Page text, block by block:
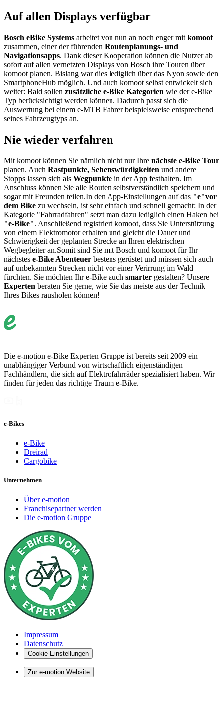
Auf allen Displays verfügbar
Bosch eBike Systems arbeitet von nun an noch enger mit komoot
zusammen, einer der führenden Routenplanungs- und
Navigationsapps. Dank dieser Kooperation können die Nutzer ab
sofort auf allen vernetzten Displays von Bosch ihre Touren über
komoot planen. Bislang war dies lediglich über das Nyon sowie den
SmartphoneHub möglich. Und auch komoot selbst entwickelt sich
weiter: Bald sollen zusätzliche e-Bike Kategorien wie der e-Bike
Typ berücksichtigt werden können. Dadurch passt sich die
Auswertung bei einem e-MTB Fahrer beispielsweise entsprechend
seines Fahrzeugtyps an.
Nie wieder verfahren
Mit komoot können Sie nämlich nicht nur Ihre nächste e-Bike Tour
planen. Auch Rastpunkte, Sehenswürdigkeiten und andere
Stopps lassen sich als Wegpunkte in der App festhalten. Im
Anschluss können Sie alle Routen selbstverständlich speichern und
sogar mit Freunden teilen.In den App-Einstellungen auf das "e"vor
dem Bike zu wechseln, ist sehr einfach und schnell gemacht: In der
Kategorie "Fahrradfahren" setzt man dazu lediglich einen Haken bei
"e-Bike". Anschließend registriert komoot, dass Sie Unterstützung
von einem Elektromotor erhalten und gleicht die Dauer und
Schwierigkeit der geplanten Strecke an Ihren elektrischen
Wegbegleiter an.Somit sind Sie mit Bosch und komoot für Ihr
nächstes e-Bike Abenteuer bestens gerüstet und müssen sich auch
auf unbekannten Strecken nicht vor einer Verirrung im Wald
fürchten. Sie möchten Ihr e-Bike auch smarter gestalten? Unsere
Experten beraten Sie gerne, wie Sie das meiste aus der Technik
Ihres Bikes rausholen können!
Die e-motion e-Bike Experten Gruppe ist bereits seit 2009 ein
unabhängiger Verbund von wirtschaftlich eigenständigen
Fachhändlern, die sich auf Elektrofahrräder spezialisiert haben. Wir
finden für jeden das richtige Traum e-Bike.
e-Bikes
e-Bike
Dreirad
Cargobike
Unternehmen
Über e-motion
Franchisepartner werden
Die e-motion Gruppe
Impressum
Datenschutz
Cookie-Einstellungen
Zur e-motion Website